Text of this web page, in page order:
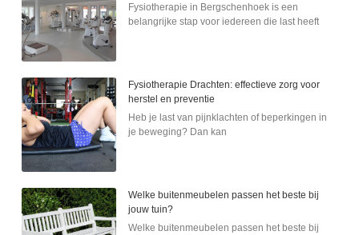
Fysiotherapie in Bergschenhoek is een
belangrijke stap voor iedereen die last heeft
Fysiotherapie Drachten: effectieve zorg voor
herstel en preventie
Heb je last van pijnklachten of beperkingen in
je beweging? Dan kan
Welke buitenmeubelen passen het beste bij
jouw tuin?
Welke buitenmeubelen passen het beste bij